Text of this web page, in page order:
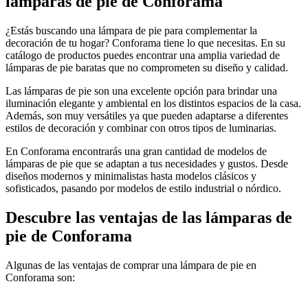
¿Estás buscando una lámpara de pie para complementar la
decoración de tu hogar? Conforama tiene lo que necesitas. En su
catálogo de productos puedes encontrar una amplia variedad de
lámparas de pie baratas que no comprometen su diseño y calidad.
Las lámparas de pie son una excelente opción para brindar una
iluminación elegante y ambiental en los distintos espacios de la casa.
Además, son muy versátiles ya que pueden adaptarse a diferentes
estilos de decoración y combinar con otros tipos de luminarias.
En Conforama encontrarás una gran cantidad de modelos de
lámparas de pie que se adaptan a tus necesidades y gustos. Desde
diseños modernos y minimalistas hasta modelos clásicos y
sofisticados, pasando por modelos de estilo industrial o nórdico.
Descubre las ventajas de las lámparas de
pie de Conforama
Algunas de las ventajas de comprar una lámpara de pie en
Conforama son: